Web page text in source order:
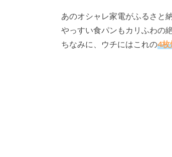
あのオシャレ家電がふるさと
やっすい食パンもカリふわの
ちなみに、ウチにはこれの4枚